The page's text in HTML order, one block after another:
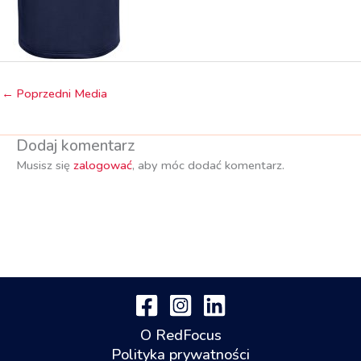
← Poprzedni Media
Dodaj komentarz
Musisz się zalogować, aby móc dodać komentarz.
O RedFocus
Polityka prywatności